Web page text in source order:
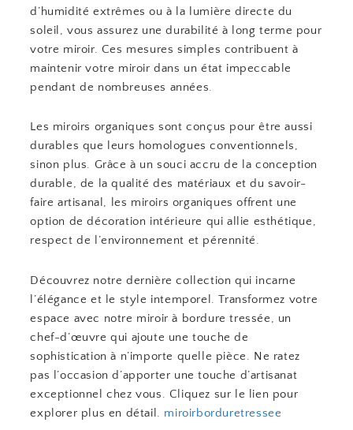
d’humidité extrêmes ou à la lumière directe du
soleil, vous assurez une durabilité à long terme pour
votre miroir. Ces mesures simples contribuent à
maintenir votre miroir dans un état impeccable
pendant de nombreuses années.
Les miroirs organiques sont conçus pour être aussi
durables que leurs homologues conventionnels,
sinon plus. Grâce à un souci accru de la conception
durable, de la qualité des matériaux et du savoir-
faire artisanal, les miroirs organiques offrent une
option de décoration intérieure qui allie esthétique,
respect de l’environnement et pérennité.
Découvrez notre dernière collection qui incarne
l’élégance et le style intemporel. Transformez votre
espace avec notre miroir à bordure tressée, un
chef-d’œuvre qui ajoute une touche de
sophistication à n’importe quelle pièce. Ne ratez
pas l’occasion d’apporter une touche d’artisanat
exceptionnel chez vous. Cliquez sur le lien pour
explorer plus en détail. miroirborduretressee